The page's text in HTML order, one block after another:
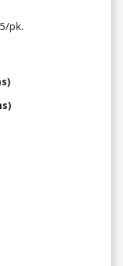
pk.